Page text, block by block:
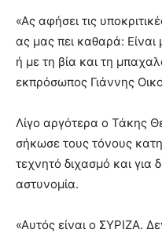
«Ας αφήσει τις
ας μας πει καθαρά: Είναι
ή με τη βία και τη
εκπρόσωπος Γιάννης
Λίγο αργότερα ο Τάκης
σήκωσε τους τόνους
τεχνητό διχασμό και για
αστυνομία.
«Αυτός είναι ο ΣΥΡΙΖΑ.